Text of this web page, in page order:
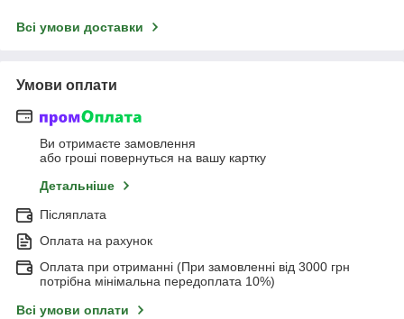
Всі умови доставки
Умови оплати
Ви отримаєте замовлення
або гроші повернуться на вашу картку
Детальніше
Післяплата
Оплата на рахунок
Оплата при отриманні (При замовленні від 3000 грн
потрібна мінімальна передоплата 10%)
Всі умови оплати